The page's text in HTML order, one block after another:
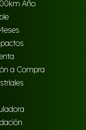
Año
a Compra